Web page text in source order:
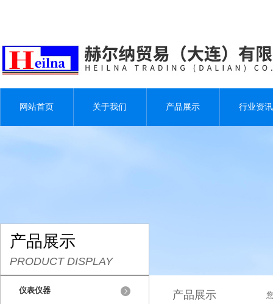
网站首页 关于我们 产品展示 行业资讯
产品展示
PRODUCT DISPLAY
仪表仪器 产品展示